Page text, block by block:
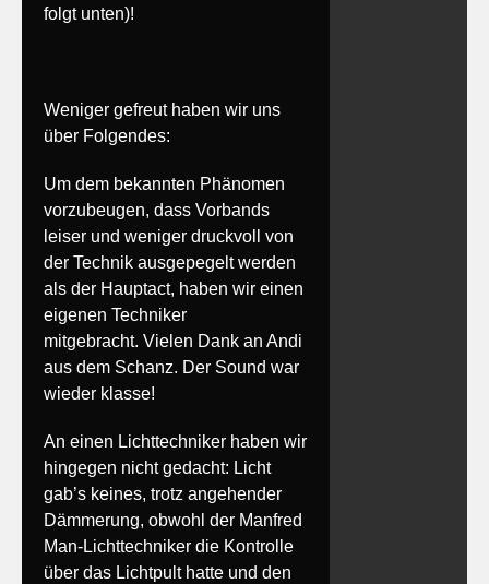
folgt unten)!
Weniger gefreut haben wir uns
über Folgendes:
Um dem bekannten Phänomen
vorzubeugen, dass Vorbands
leiser und weniger druckvoll von
der Technik ausgepegelt werden
als der Hauptact, haben wir einen
eigenen Techniker
mitgebracht. Vielen Dank an Andi
aus dem Schanz. Der Sound war
wieder klasse!
An einen Lichttechniker haben wir
hingegen nicht gedacht: Licht
gab’s keines, trotz angehender
Dämmerung, obwohl der Manfred
Man-Lichttechniker die Kontrolle
über das Lichtpult hatte und den